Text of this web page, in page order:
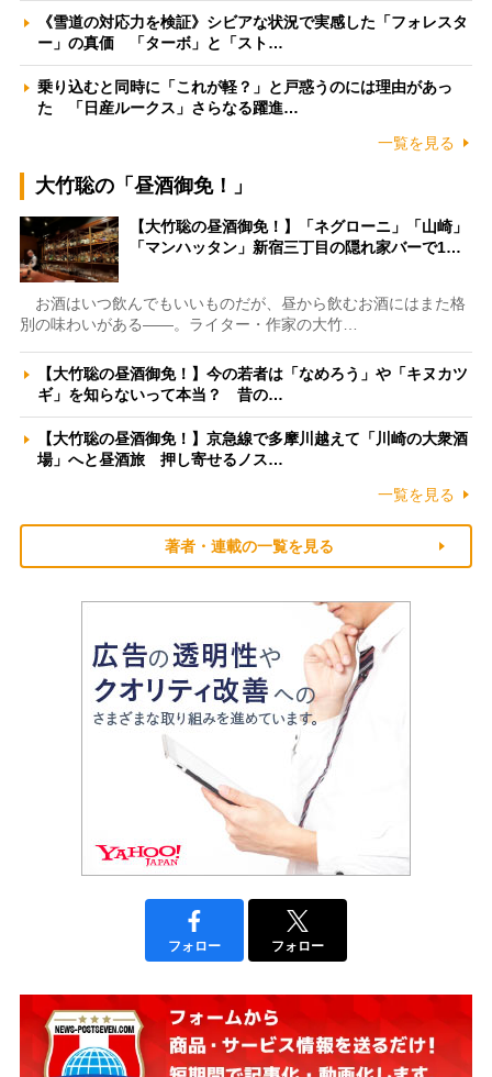
《雪道の対応力を検証》シビアな状況で実感した「フォレスタ
ー」の真価 「ターボ」と「スト…
乗り込むと同時に「これが軽？」と戸惑うのには理由があっ
た 「日産ルークス」さらなる躍進…
一覧を見る
大竹聡の「昼酒御免！」
【大竹聡の昼酒御免！】「ネグローニ」「山崎」
「マンハッタン」新宿三丁目の隠れ家バーで1…
お酒はいつ飲んでもいいものだが、昼から飲むお酒にはまた格
別の味わいがある――。ライター・作家の大竹…
【大竹聡の昼酒御免！】今の若者は「なめろう」や「キヌカツ
ギ」を知らないって本当？ 昔の…
【大竹聡の昼酒御免！】京急線で多摩川越えて「川崎の大衆酒
場」へと昼酒旅 押し寄せるノス…
一覧を見る
著者・連載の一覧を見る
フォロー フォロー